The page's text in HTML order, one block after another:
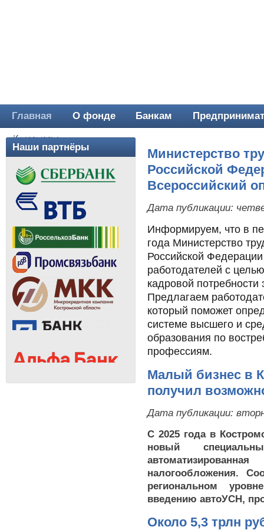
Министерство
Российской
Всероссийский
Дата публикации:
Информируем, что в
года Министерство
Российской
работодателей с
кадровой
Предлагаем
который поможет
системе высшего и
образования по
профессиям.
Малый бизнес в
получил
Дата публикации:
С 2025 года в
новый
налогообложения.
региональном
введению автоУСН,
Около 5,3 трлн
Главное меню
Главная О фонде Банкам
Контакты
Наши партнёры